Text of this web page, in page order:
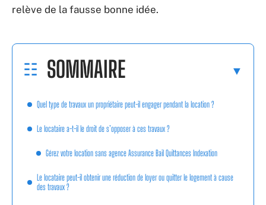
relève de la fausse bonne idée.
SOMMAIRE
Quel type de travaux un propriétaire peut-il engager pendant la location ?
Le locataire a-t-il le droit de s’opposer à ces travaux ?
Gérez votre location sans agence Assurance Bail Quittances Indexation
Le locataire peut-il obtenir une réduction de loyer ou quitter le logement à cause
des travaux ?